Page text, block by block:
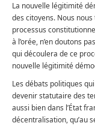
La nouvelle légitimité
des citoyens. Nous
processus
à l’orée, n’en doutons
qui découlera de ce
nouvelle légitimité
Les débats politiques
devenir statutaire des
aussi bien dans l’État
décentralisation, qu’au